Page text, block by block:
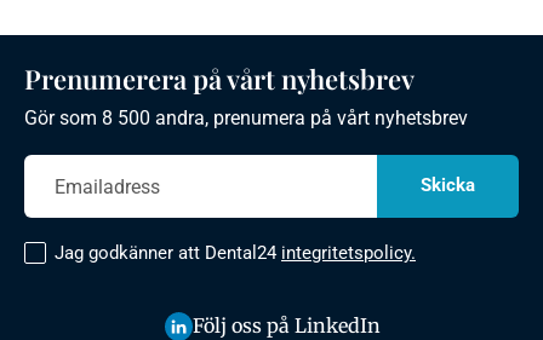
Prenumerera på vårt nyhetsbrev
Gör som 8 500 andra, prenumera på vårt nyhetsbrev
Jag godkänner att Dental24 integritetspolicy.
Följ oss på LinkedIn